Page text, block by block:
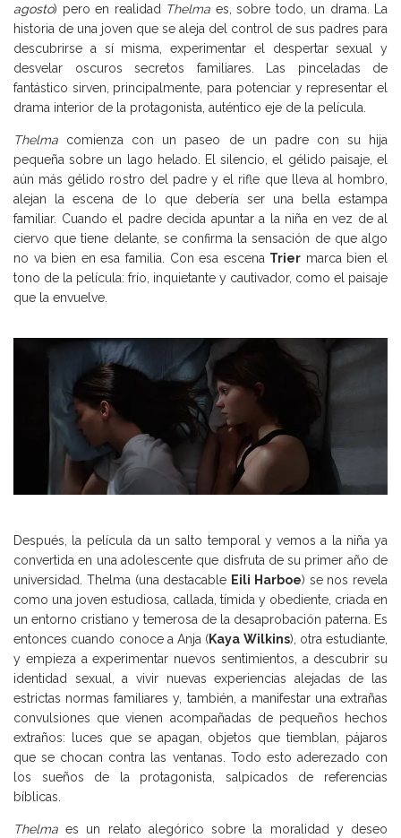
agosto) pero en realidad Thelma es, sobre todo, un drama. La
historia de una joven que se aleja del control de sus padres para
descubrirse a sí misma, experimentar el despertar sexual y
desvelar oscuros secretos familiares. Las pinceladas de
fantástico sirven, principalmente, para potenciar y representar el
drama interior de la protagonista, auténtico eje de la película.
Thelma comienza con un paseo de un padre con su hija
pequeña sobre un lago helado. El silencio, el gélido paisaje, el
aún más gélido rostro del padre y el rifle que lleva al hombro,
alejan la escena de lo que debería ser una bella estampa
familiar. Cuando el padre decida apuntar a la niña en vez de al
ciervo que tiene delante, se confirma la sensación de que algo
no va bien en esa familia. Con esa escena Trier marca bien el
tono de la película: frío, inquietante y cautivador, como el paisaje
que la envuelve.
Después, la película da un salto temporal y vemos a la niña ya
convertida en una adolescente que disfruta de su primer año de
universidad. Thelma (una destacable Eili Harboe) se nos revela
como una joven estudiosa, callada, tímida y obediente, criada en
un entorno cristiano y temerosa de la desaprobación paterna. Es
entonces cuando conoce a Anja (Kaya Wilkins), otra estudiante,
y empieza a experimentar nuevos sentimientos, a descubrir su
identidad sexual, a vivir nuevas experiencias alejadas de las
estrictas normas familiares y, también, a manifestar una extrañas
convulsiones que vienen acompañadas de pequeños hechos
extraños: luces que se apagan, objetos que tiemblan, pájaros
que se chocan contra las ventanas. Todo esto aderezado con
los sueños de la protagonista, salpicados de referencias
bíblicas.
Thelma es un relato alegórico sobre la moralidad y deseo